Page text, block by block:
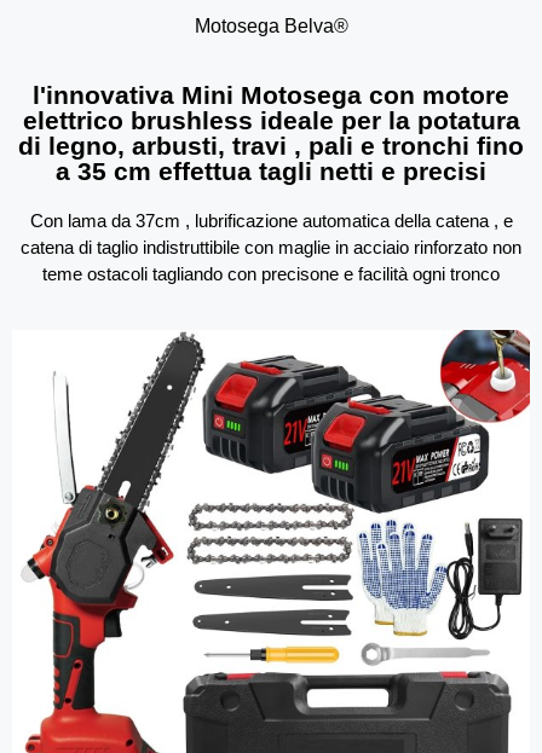
Motosega Belva®
l'innovativa Mini Motosega con motore
elettrico brushless ideale per la potatura
di legno, arbusti, travi , pali e tronchi fino
a 35 cm effettua tagli netti e precisi
Con lama da 37cm , lubrificazione automatica della catena , e
catena di taglio indistruttibile con maglie in acciaio rinforzato non
teme ostacoli tagliando con precisone e facilità ogni tronco